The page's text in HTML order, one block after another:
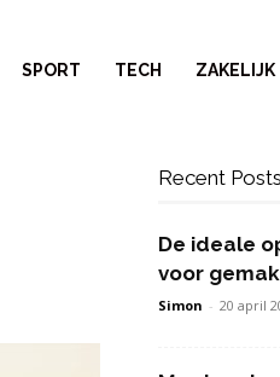
SPORT TECH ZAKELIJK
Recent Posts
De ideale
voor
Simon - 20 april